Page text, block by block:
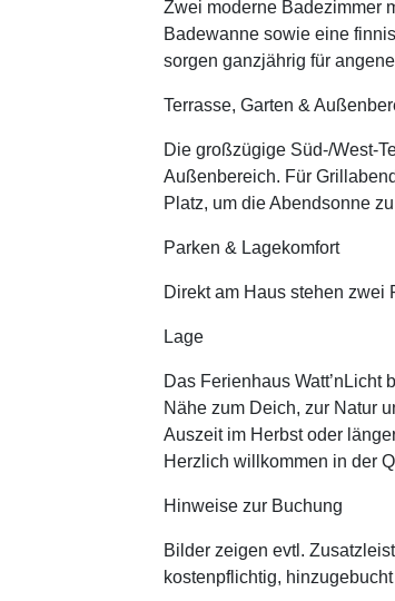
Zwei moderne Badezimmer
Badewanne sowie eine
sorgen ganzjährig für
Terrasse, Garten &
Die großzügige Süd-/West-
Außenbereich. Für
Platz, um die Abendsonne
Parken & Lagekomfort
Direkt am Haus stehen zwei
Lage
Das Ferienhaus
Nähe zum Deich, zur Natur
Auszeit im Herbst oder
Herzlich willkommen in der
Hinweise zur Buchung
Bilder zeigen evtl.
kostenpflichtig,